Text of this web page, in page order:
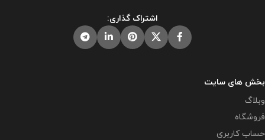
اشتراک گذاری:
بخش های سایت
وبلاگ
فروشگاه
حساب کاربری